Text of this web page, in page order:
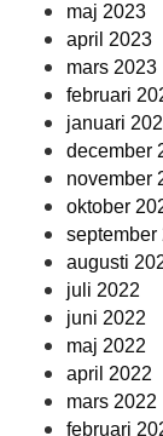
maj 2023
april 2023
mars 2023
februari
januari
december
november
oktober
september
augusti
juli 2022
juni 2022
maj 2022
april 2022
mars 2022
februari